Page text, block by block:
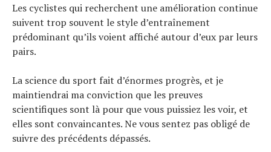
Les cyclistes qui recherchent une amélioration continue
suivent trop souvent le style d’entraînement
prédominant qu’ils voient affiché autour d’eux par leurs
pairs.
La science du sport fait d’énormes progrès, et je
maintiendrai ma conviction que les preuves
scientifiques sont là pour que vous puissiez les voir, et
elles sont convaincantes. Ne vous sentez pas obligé de
suivre des précédents dépassés.